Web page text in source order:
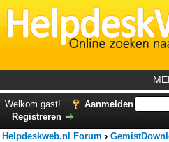
Welkom gast!
Aanmelden
Registreren
Helpdeskweb.nl Forum ›